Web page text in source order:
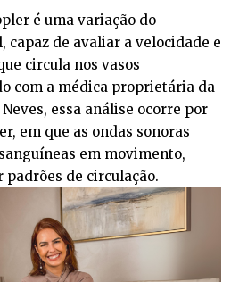
é uma variação do
de avaliar a velocidade e
circula nos vasos
com a médica proprietária da
essa análise ocorre por
em que as ondas sonoras
em movimento,
de circulação.